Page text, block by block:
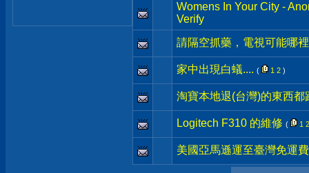
Womens In Your City -
Verify
請隔空抓藥，電視可能哪
家中出現白蟻.... ( 1 2 )
淘寶本地退(台灣)的東西都
Logitech F310 的維修 ( 1 2
美國亞馬遜運至臺灣免運